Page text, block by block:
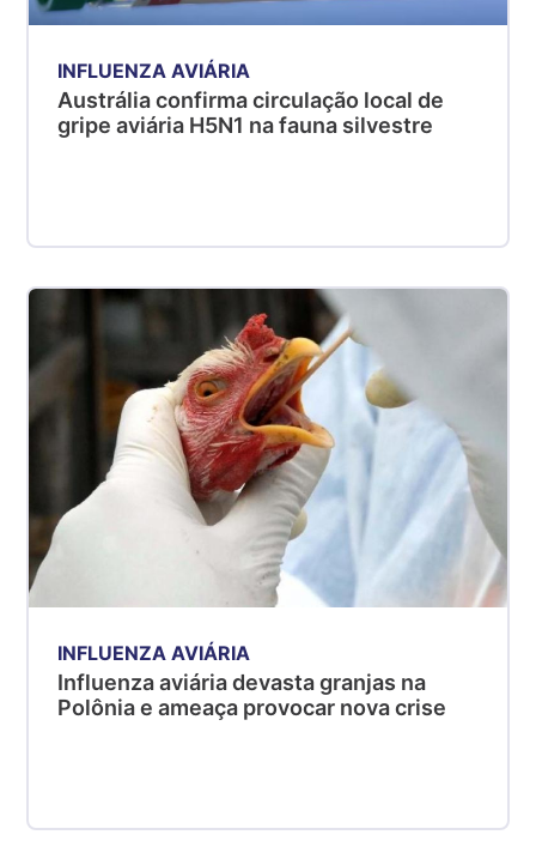
INFLUENZA AVIÁRIA
Austrália confirma circulação local de
gripe aviária H5N1 na fauna silvestre
INFLUENZA AVIÁRIA
Influenza aviária devasta granjas na
Polônia e ameaça provocar nova crise